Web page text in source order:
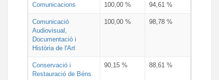
Comunicacions 100,00 % 94,61 %
Comunicació
Audiovisual,
Documentació i
Història de l'Art
100,00 % 98,78 %
Conservació i
Restauració de Béns
90,15 % 88,61 %